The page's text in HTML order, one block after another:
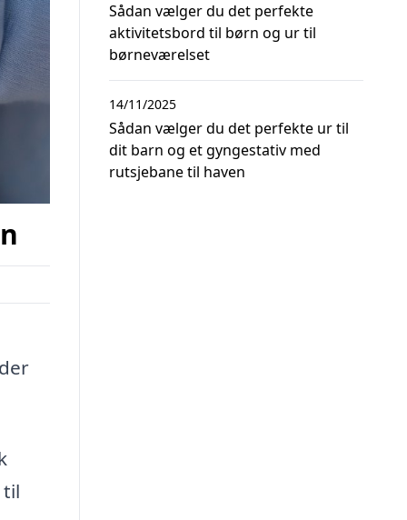
Sådan vælger du det perfekte
aktivitetsbord til børn og ur til
børneværelset
Sådan vælger du det perfekte ur til
dit barn og et gyngestativ med
rutsjebane til haven
14/11/2025